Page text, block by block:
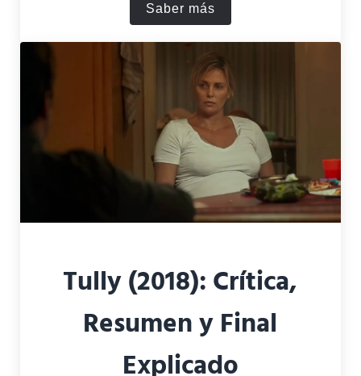
Saber másResumen de “El Nombre
Tully (2018): Crítica,
Resumen y Final
Explicado